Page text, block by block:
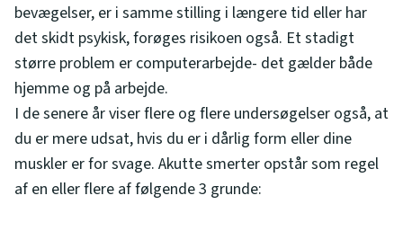
bevægelser, er i samme stilling i længere tid eller har
det skidt psykisk, forøges risikoen også. Et stadigt
større problem er computerarbejde- det gælder både
hjemme og på arbejde.
I de senere år viser flere og flere undersøgelser også, at
du er mere udsat, hvis du er i dårlig form eller dine
muskler er for svage. Akutte smerter opstår som regel
af en eller flere af følgende 3 grunde: